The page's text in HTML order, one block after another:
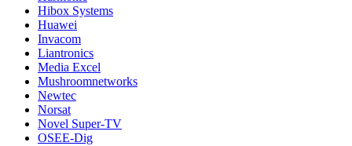
Hibox Systems
Huawei
Invacom
Liantronics
Media Excel
Mushroomnetworks
Newtec
Norsat
Novel Super-TV
OSEE-Dig